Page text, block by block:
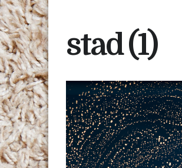
stad (1)